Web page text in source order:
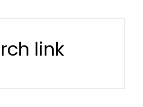
link